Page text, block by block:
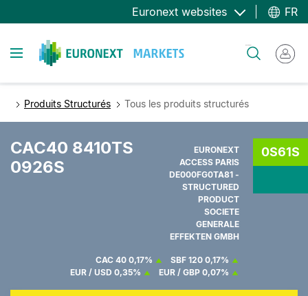
au
principal
Euronext websites FR
Toggle navigation
Produits Structurés Tous les produits structurés
CAC40 8410TS
0926S
EURONEXT
ACCESS PARIS
DE000FG0TA81 -
STRUCTURED
PRODUCT
SOCIETE
GENERALE
EFFEKTEN GMBH
0S61S
CAC 40 0,17% SBF 120 0,17%
EUR / USD 0,35% EUR / GBP 0,07%